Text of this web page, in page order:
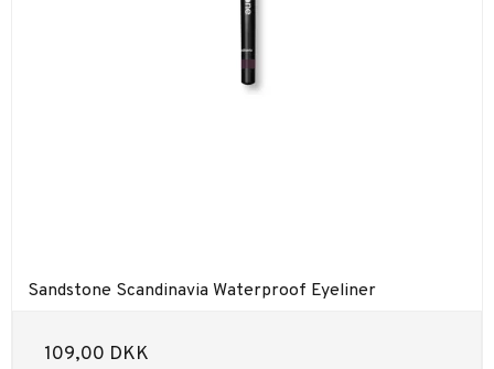
Sandstone Scandinavia Waterproof Eyeliner
109,00 DKK